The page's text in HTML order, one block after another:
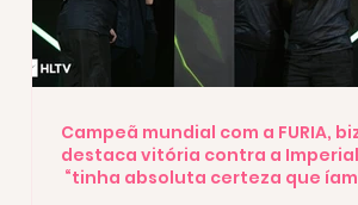
Campeã mundial com a FURIA,
destaca vitória contra a
“tinha absoluta certeza que